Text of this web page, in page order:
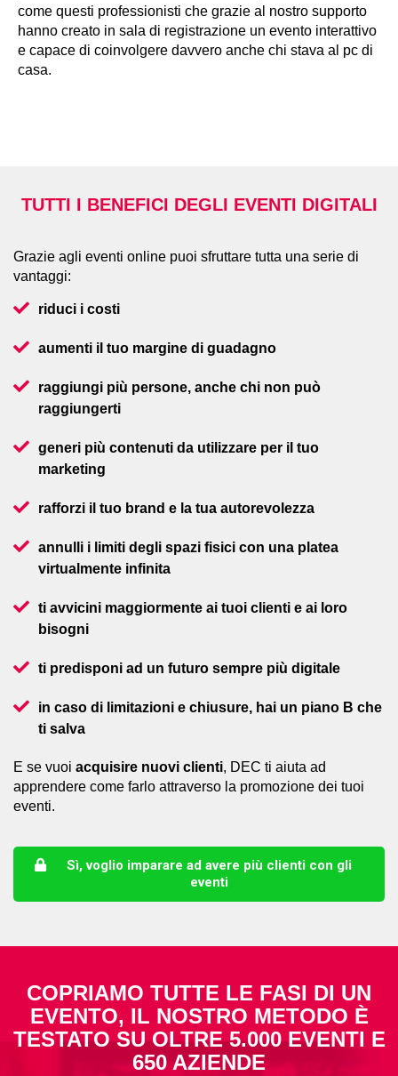
come questi professionisti che grazie al nostro supporto
hanno creato in sala di registrazione un evento interattivo
e capace di coinvolgere davvero anche chi stava al pc di
casa.
TUTTI I BENEFICI DEGLI EVENTI DIGITALI
Grazie agli eventi online puoi sfruttare tutta una serie di
vantaggi:
riduci i costi
aumenti il tuo margine di guadagno
raggiungi più persone, anche chi non può
raggiungerti
generi più contenuti da utilizzare per il tuo
marketing
rafforzi il tuo brand e la tua autorevolezza
annulli i limiti degli spazi fisici con una platea
virtualmente infinita
ti avvicini maggiormente ai tuoi clienti e ai loro
bisogni
ti predisponi ad un futuro sempre più digitale
in caso di limitazioni e chiusure, hai un piano B che
ti salva
E se vuoi acquisire nuovi clienti, DEC ti aiuta ad
apprendere come farlo attraverso la promozione dei tuoi
eventi.
Sì, voglio imparare ad avere più clienti con gli
eventi
COPRIAMO TUTTE LE FASI DI UN
EVENTO, IL NOSTRO METODO È
TESTATO SU OLTRE 5.000 EVENTI E
650 AZIENDE